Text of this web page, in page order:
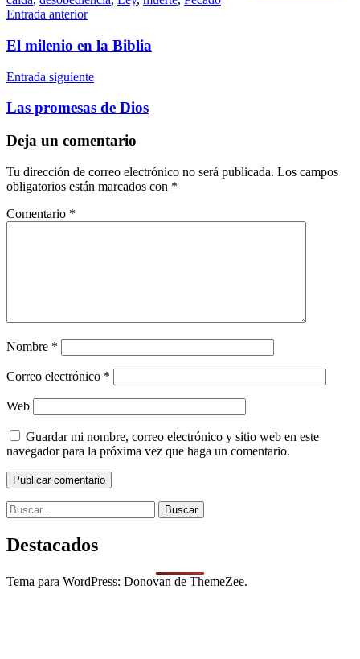
Navegación
de
Entrada anterior
El milenio en la Biblia
Entrada siguiente
Las promesas de Dios
Deja un comentario
Tu dirección de correo electrónico no será publicada. Los campos
obligatorios están marcados con *
Comentario *
Nombre *
Correo electrónico *
Web
Guardar mi nombre, correo electrónico y sitio web en este
navegador para la próxima vez que haga un comentario.
Search
for:
Destacados
Tema para WordPress: Donovan de ThemeZee.